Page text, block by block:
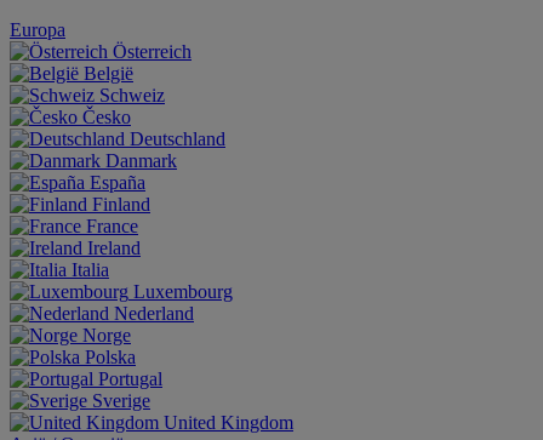
Europa
Österreich
België
Schweiz
Česko
Deutschland
Danmark
España
Finland
France
Ireland
Italia
Luxembourg
Nederland
Norge
Polska
Portugal
Sverige
United Kingdom